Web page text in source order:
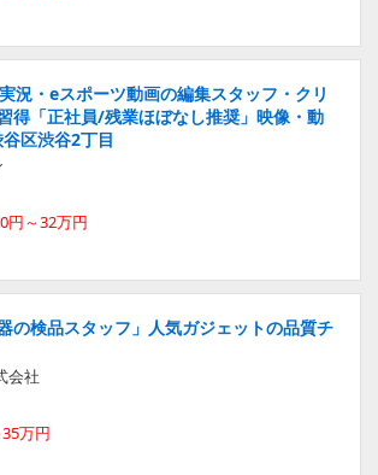
況・eスポーツ動画の編集スタッフ・クリ
得「正社員/残業ほぼなし推奨」映像・動
区渋谷2丁目
円～32万円
の検品スタッフ」人気ガジェットの品質チ
会社
万円